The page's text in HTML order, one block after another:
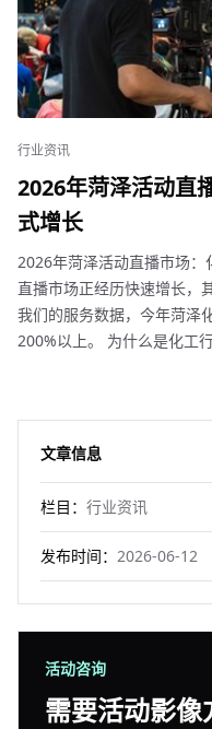
行业资讯
2026年菏泽活动直
式增长
2026年菏泽活动直播市场
直播市场正经历快速增长，
我们的服务数据，今年菏泽
200%以上。 为什么是化工
文章信息
栏目： 行业资讯
发布时间： 2026-06-12
活动咨询
需要活动影像